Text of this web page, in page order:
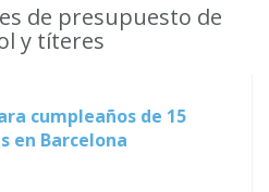
de presupuesto de
y títeres
cumpleaños de 15
en Barcelona